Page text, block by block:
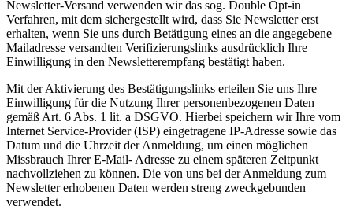
Newsletter-Versand verwenden wir das sog. Double Opt-in
Verfahren, mit dem sichergestellt wird, dass Sie Newsletter erst
erhalten, wenn Sie uns durch Betätigung eines an die angegebene
Mailadresse versandten Verifizierungslinks ausdrücklich Ihre
Einwilligung in den Newsletterempfang bestätigt haben.
Mit der Aktivierung des Bestätigungslinks erteilen Sie uns Ihre
Einwilligung für die Nutzung Ihrer personenbezogenen Daten
gemäß Art. 6 Abs. 1 lit. a DSGVO. Hierbei speichern wir Ihre vom
Internet Service-Provider (ISP) eingetragene IP-Adresse sowie das
Datum und die Uhrzeit der Anmeldung, um einen möglichen
Missbrauch Ihrer E-Mail- Adresse zu einem späteren Zeitpunkt
nachvollziehen zu können. Die von uns bei der Anmeldung zum
Newsletter erhobenen Daten werden streng zweckgebunden
verwendet.